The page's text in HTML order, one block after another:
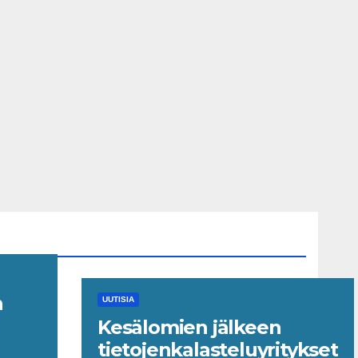
UUTISIA
Kesälomien jälkeen
tietojenkalasteluyritykset